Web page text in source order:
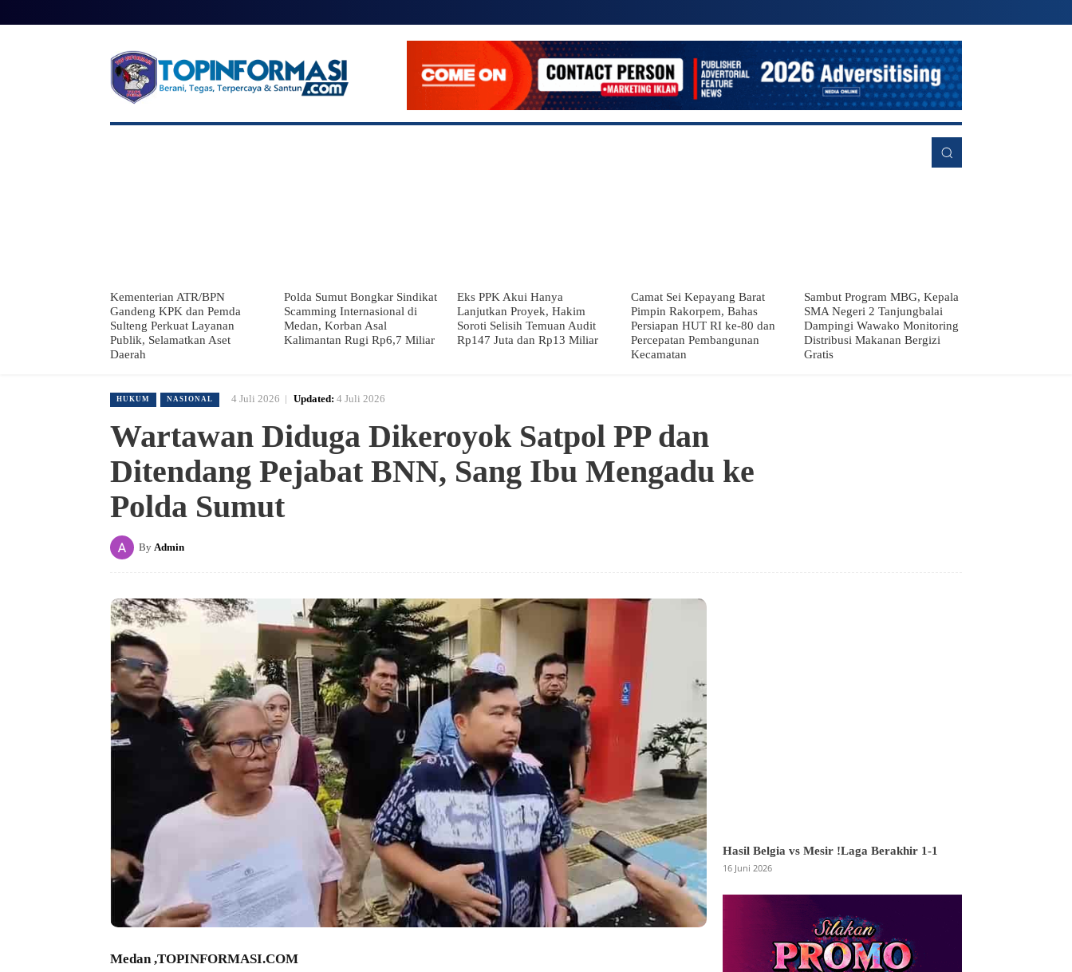
Kementerian ATR/BPN
Gandeng KPK dan Pemda
Sulteng Perkuat Layanan
Publik, Selamatkan Aset
Daerah
Polda Sumut Bongkar Sindikat
Scamming Internasional di
Medan, Korban Asal
Kalimantan Rugi Rp6,7 Miliar
Eks PPK Akui Hanya
Lanjutkan Proyek, Hakim
Soroti Selisih Temuan Audit
Rp147 Juta dan Rp13 Miliar
Camat Sei Kepayang Barat
Pimpin Rakorpem, Bahas
Persiapan HUT RI ke-80 dan
Percepatan Pembangunan
Kecamatan
Sambut Program MBG, Kepala
SMA Negeri 2 Tanjungbalai
Dampingi Wawako Monitoring
Distribusi Makanan Bergizi
Gratis
HUKUM NASIONAL 4 Juli 2026 Updated: 4 Juli 2026
Wartawan Diduga Dikeroyok Satpol PP dan
Ditendang Pejabat BNN, Sang Ibu Mengadu ke
Polda Sumut
By Admin
Medan ,TOPINFORMASI.COM
Hasil Belgia vs Mesir !Laga Berakhir 1-1
16 Juni 2026